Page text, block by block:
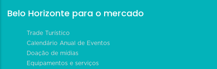
Belo Horizonte para o mercado
Trade Turístico
Calendário Anual de Eventos
Doação de mídias
Equipamentos e serviços